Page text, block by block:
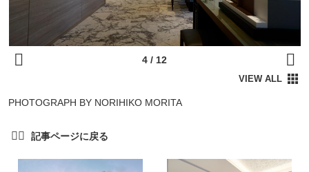
PHOTOGRAPH BY NORIHIKO MORITA